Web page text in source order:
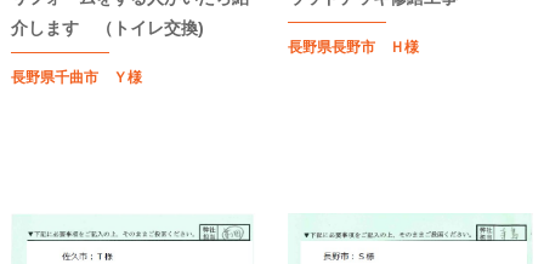
介します （トイレ交換)
長野県千曲市 Ｙ様
長野県長野市 Ｈ様